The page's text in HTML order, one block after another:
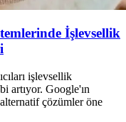
İşlevsellik
işlevsellik
artıyor. Google'ın
çözümler öne